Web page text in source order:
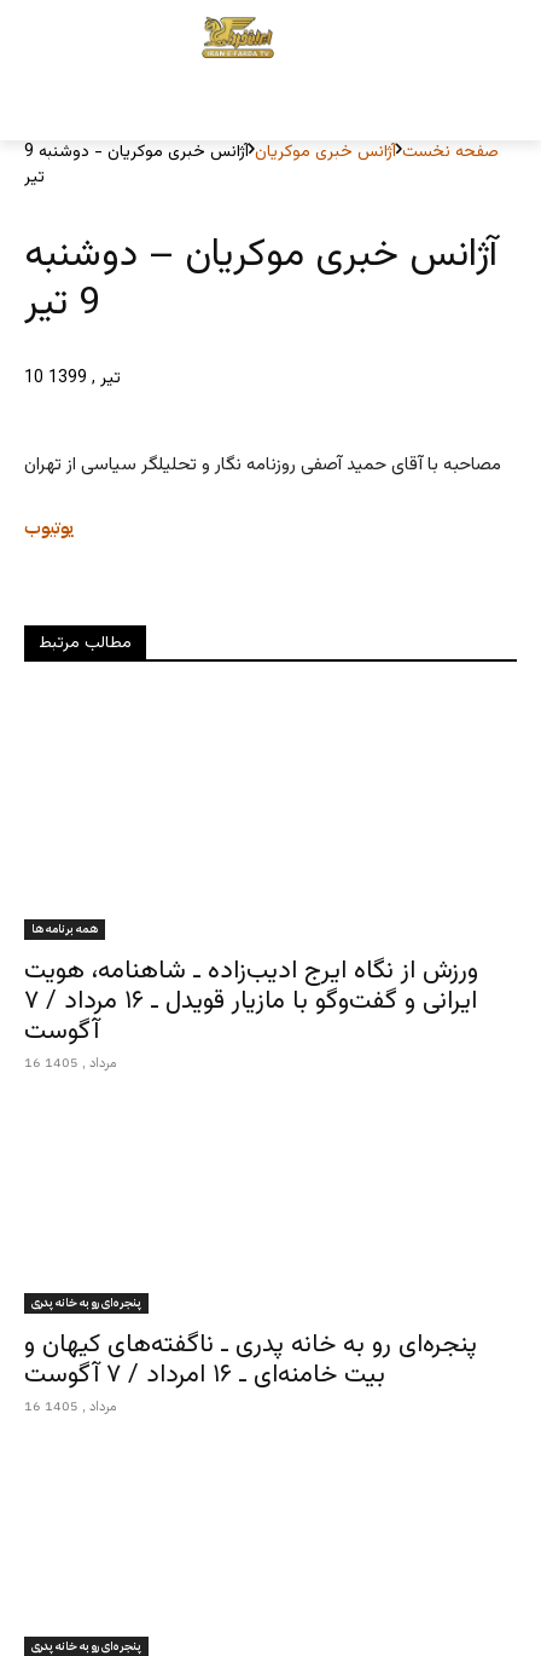
صفحه نخست آژانس خبری موکریان
آژانس خبری موکریان - دوشنبه 9
تیر
آژانس خبری موکریان – دوشنبه
9 تیر
10 تیر , 1399
مصاحبه با آقای حمید آصفی روزنامه نگار و تحلیلگر سیاسی از تهران
یوتیوب
مطالب مرتبط
همه برنامه ها
ورزش از نگاه ایرج ادیب‌زاده ـ شاهنامه، هویت
ایرانی و گفت‌وگو با مازیار قویدل ـ ۱۶ مرداد / ۷
آگوست
16 مرداد , 1405
پنجره‌ای رو به خانه پدری
پنجره‌ای رو به خانه پدری ـ ناگفته‌های کیهان و
بیت خامنه‌ای ـ ۱۶ امرداد / ۷ آگوست
16 مرداد , 1405
پنجره‌ای رو به خانه پدری